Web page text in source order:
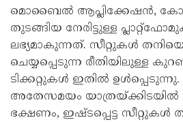
മൊബൈല്‍ ആപ്ലിക്കേഷന്‍,
തുടങ്ങിയ നേരിട്ടുള്ള
ലഭ്യമാകുന്നത്. സീറ്റുകള്‍
ചെയ്യപ്പെടുന്ന രീതിയിലുള്ള
ടിക്കറ്റുകള്‍ ഇതില്‍ ഉള്‍പ്പെടുന്നു.
അതേസമയം യാത്രയ്ക്കിടയില്‍
ഭക്ഷണം, ഇഷ്ടപ്പെട്ട സീറ്റുകള്‍